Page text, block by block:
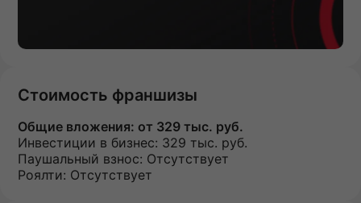
Стоимость франшизы
Общие вложения: от 329 тыс. руб.
Инвестиции в бизнес: 329 тыс. руб.
Паушальный взнос: Отсутствует
Роялти: Отсутствует